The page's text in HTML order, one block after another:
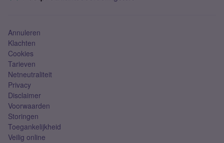
Mobiel abonnement
Annuleren
Klachten
Cookies
Tarieven
Netneutraliteit
Privacy
Disclaimer
Voorwaarden
Storingen
Toegankelijkheid
Veilig online